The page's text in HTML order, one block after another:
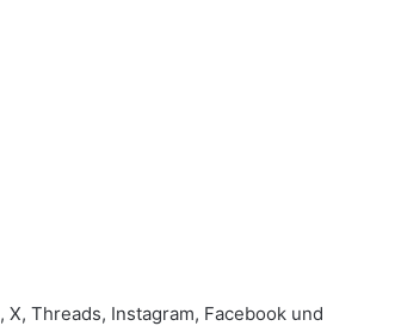
, X, Threads, Instagram, Facebook und